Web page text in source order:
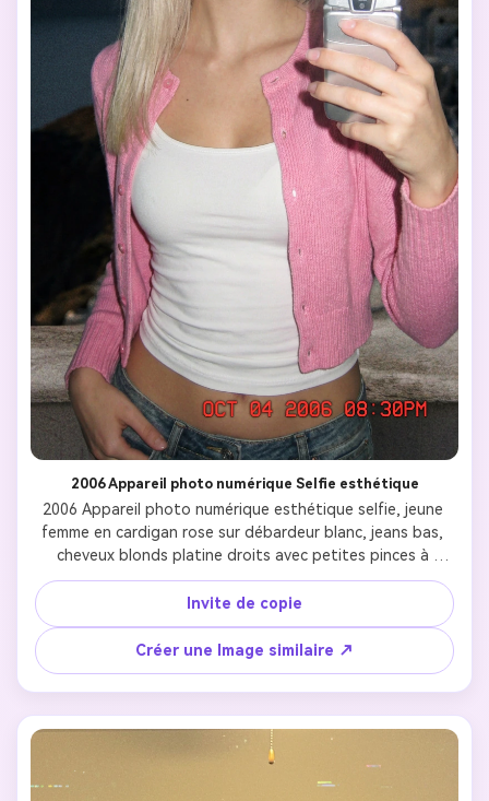
2006 Appareil photo numérique Selfie esthétique
2006 Appareil photo numérique esthétique selfie, jeune
femme en cardigan rose sur débardeur blanc, jeans bas,
cheveux blonds platine droits avec petites pinces à
cheveux, lourdes lèvres brillantes roses, fard à paupières
argenté scintillant, boucles d'oreilles diamantées, tenant
un téléphone à bascule en argent, flash légèrement
surexposé, photo grainée de faible qualité, superposition
de timestamp rouge, maquillage et mode inspirés de Y2K
Invite de copie
Créer une Image similaire ↗